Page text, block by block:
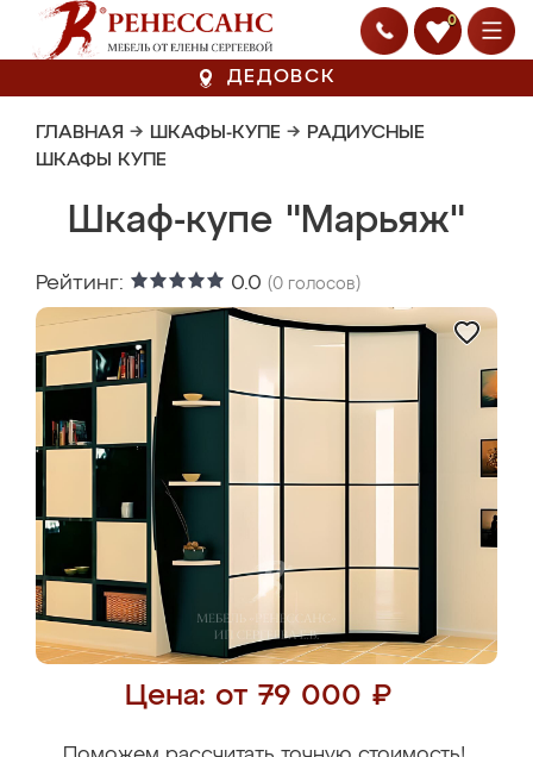
0
ДЕДОВСК
ГЛАВНАЯ → ШКАФЫ-КУПЕ → РАДИУСНЫЕ
ШКАФЫ КУПЕ
Шкаф-купе "Марьяж"
Рейтинг: 0.0 (0 голосов)
Цена: от 79 000 ₽